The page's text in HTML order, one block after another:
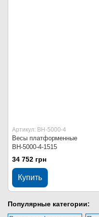
Артикул: ВН-5000-4
Весы платформенные
ВН-5000-4-1515
34 752 грн
Купить
Популярные категории: